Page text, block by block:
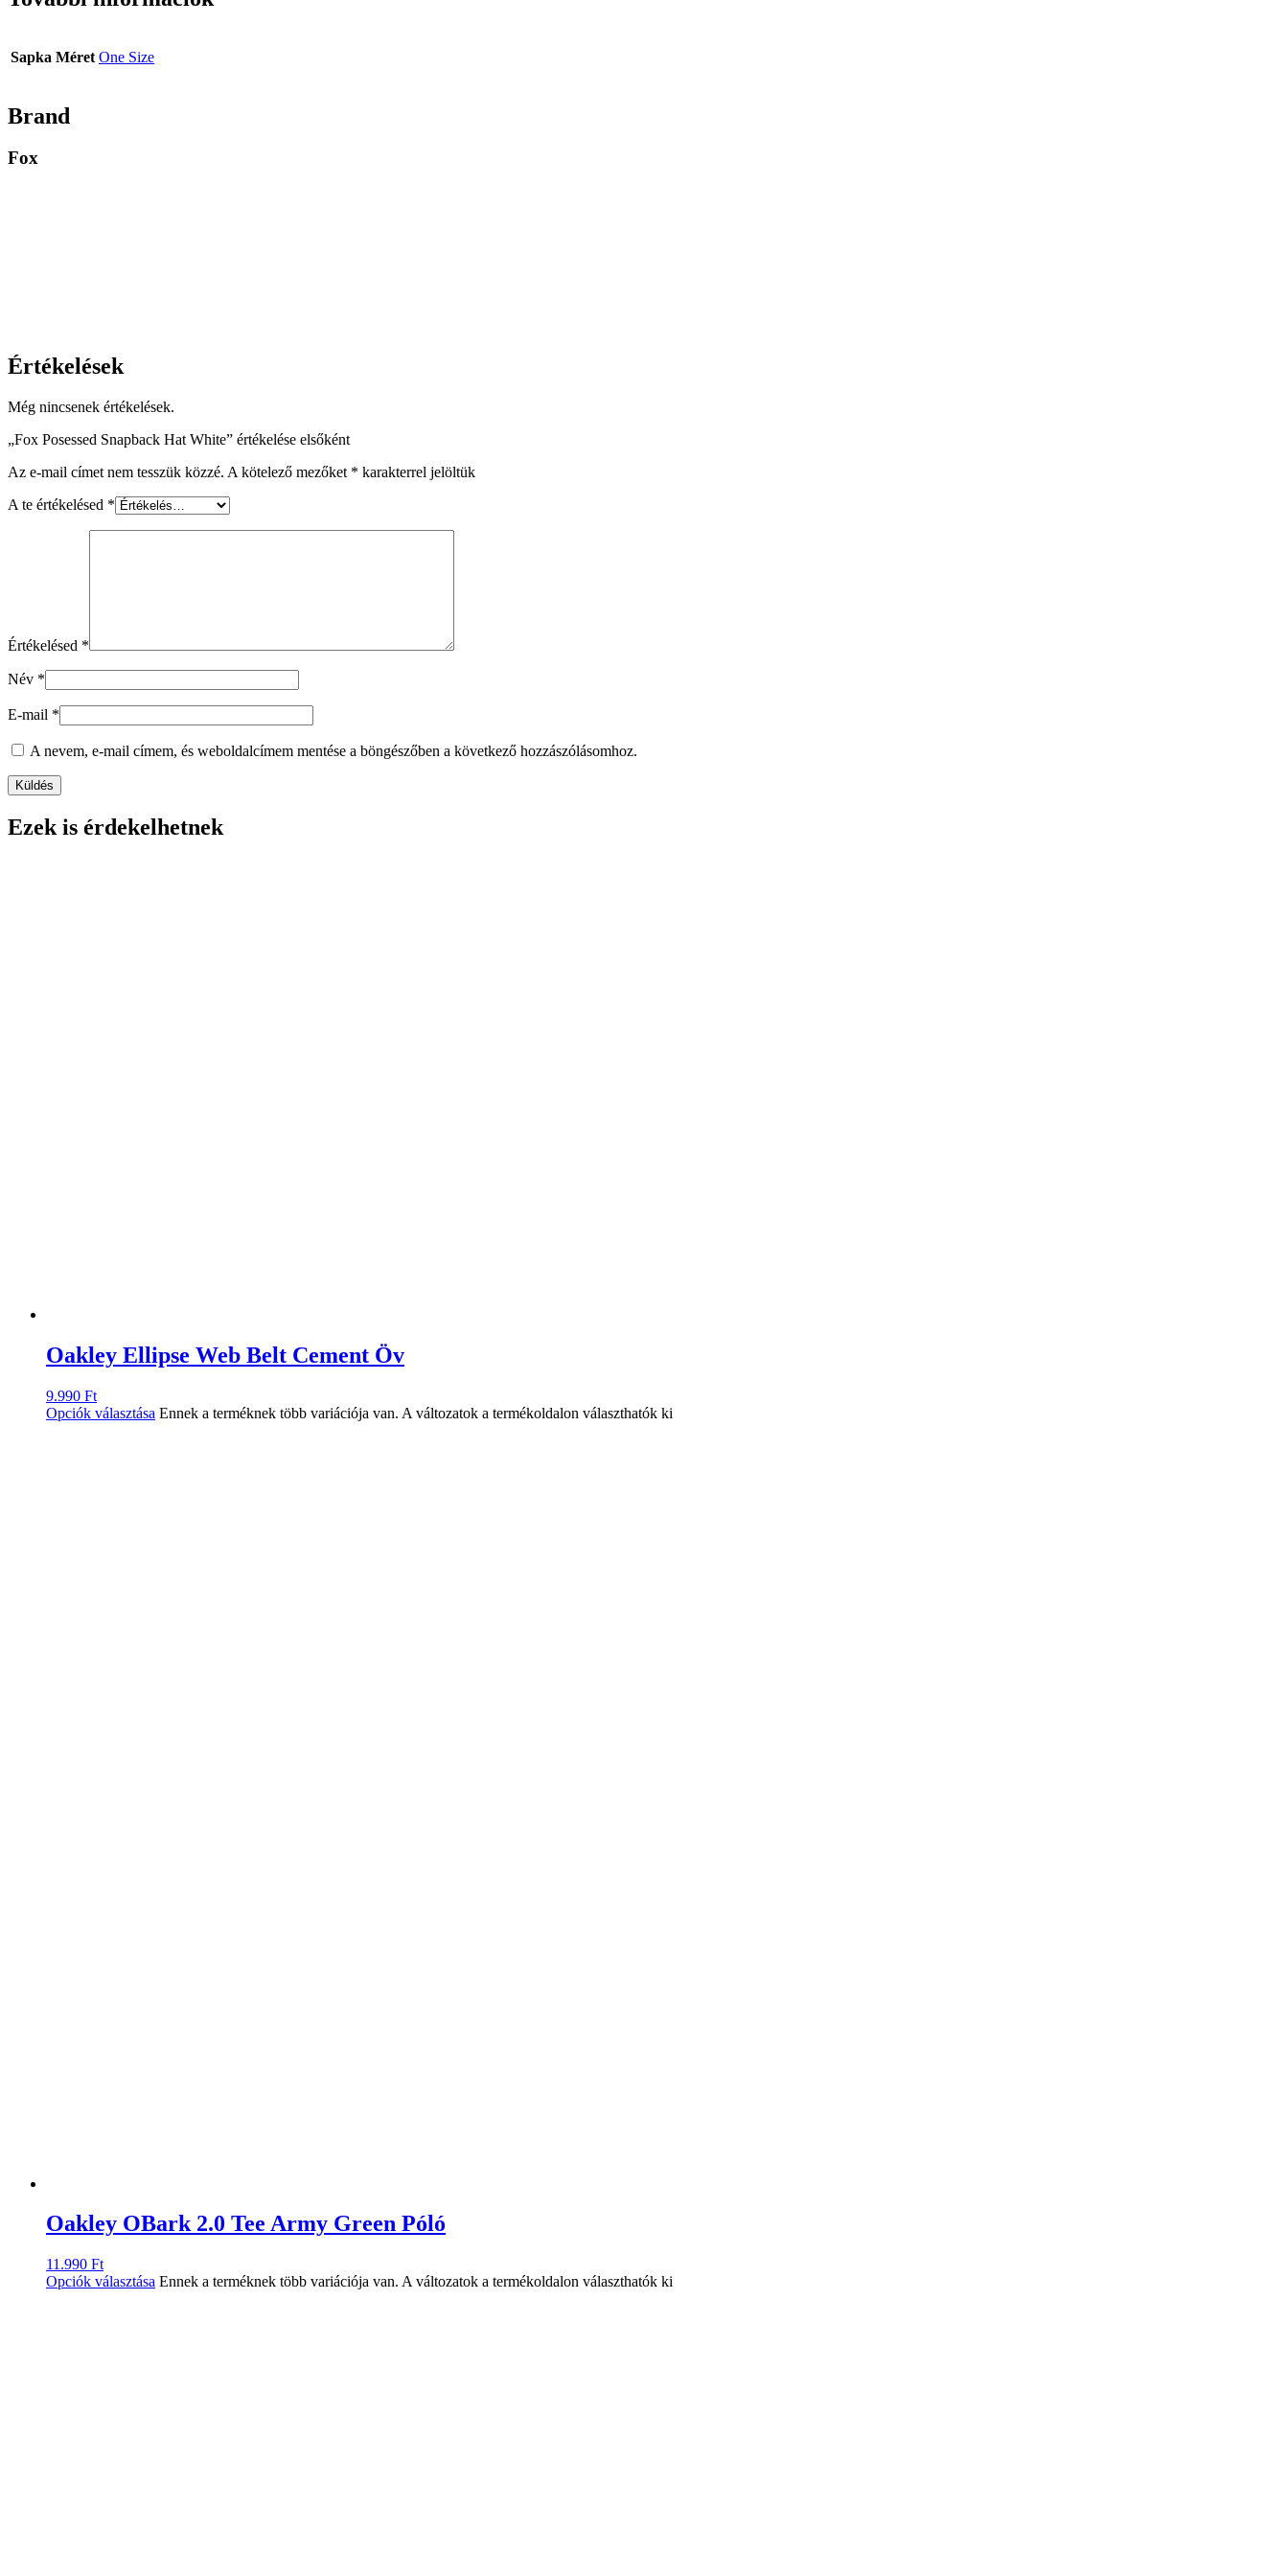
Sapka Méret One Size
Brand
Fox
Értékelések
Még nincsenek értékelések.
„Fox Posessed Snapback Hat White” értékelése elsőként
Az e-mail címet nem tesszük közzé. A kötelező mezőket * karakterrel jelöltük
A te értékelésed *
Értékelésed *
Név *
E-mail *
A nevem, e-mail címem, és weboldalcímem mentése a böngészőben a következő hozzászólásomhoz.
Ezek is érdekelhetnek
Oakley Ellipse Web Belt Cement Öv
9.990 Ft
Opciók választása Ennek a terméknek több variációja van. A változatok a termékoldalon választhatók ki
Oakley OBark 2.0 Tee Army Green Póló
11.990 Ft
Opciók választása Ennek a terméknek több variációja van. A változatok a termékoldalon választhatók ki